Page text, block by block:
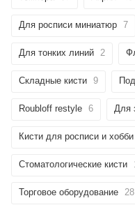
Для росписи миниатюр 7
Для тонких линий 2
Складные кисти 9
Roubloff restyle 6 Для
Кисти для росписи и хобби
Стоматологические кисти
Торговое оборудование 28